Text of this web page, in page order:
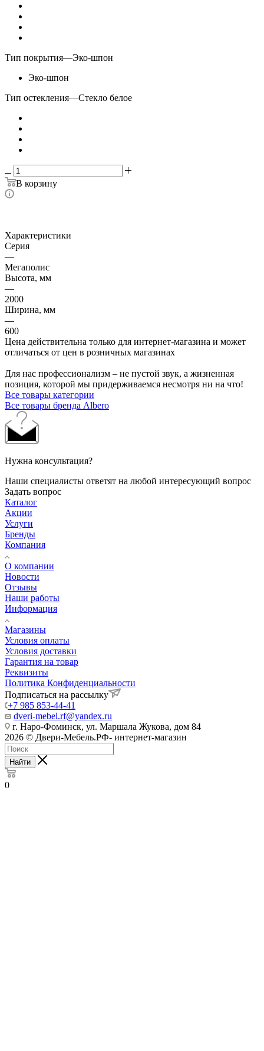
Тип покрытия—Эко-шпон
Эко-шпон
Тип остекления—Стекло белое
В корзину
Характеристики
Серия
—
Мегаполис
Высота, мм
—
2000
Ширина, мм
—
600
Цена действительна только для интернет-магазина и может
отличаться от цен в розничных магазинах
Для нас профессионализм – не пустой звук, а жизненная
позиция, которой мы придерживаемся несмотря ни на что!
Все товары категории
Все товары бренда Albero
Нужна консультация?
Наши специалисты ответят на любой интересующий вопрос
Задать вопрос
Каталог
Акции
Услуги
Бренды
Компания
О компании
Новости
Отзывы
Наши работы
Информация
Магазины
Условия оплаты
Условия доставки
Гарантия на товар
Реквизиты
Политика Конфиденциальности
Подписаться на рассылку
+7 985 853-44-41
dveri-mebel.rf@yandex.ru
г. Наро-Фоминск, ул. Маршала Жукова, дом 84
2026 © Двери-Мебель.РФ- интернет-магазин
Найти
0